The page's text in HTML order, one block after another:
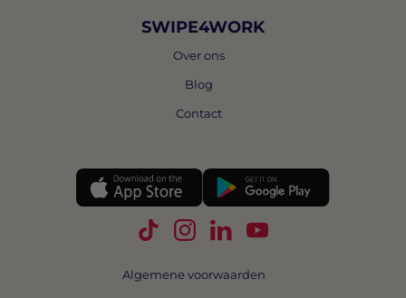
SWIPE4WORK
Over ons
Blog
Contact
Volg Swipe4Work op TikTok
Volg Swipe4Work op
Volg Swipe4Work op
Volg Swipe4Work
Algemene voorwaarden